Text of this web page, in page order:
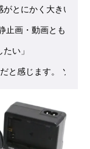
とにかく大きいカ
止画・動画ともに“
い」
と感じます。 ソニ